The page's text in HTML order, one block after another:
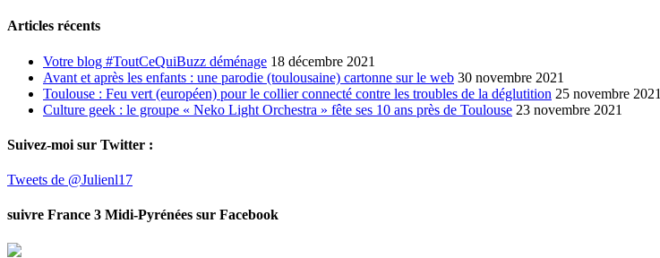
Articles récents
Votre blog #ToutCeQuiBuzz déménage 18 décembre 2021
Avant et après les enfants : une parodie (toulousaine) cartonne sur le web 30 novembre 2021
Toulouse : Feu vert (européen) pour le collier connecté contre les troubles de la déglutition 25 novembre 2021
Culture geek : le groupe « Neko Light Orchestra » fête ses 10 ans près de Toulouse 23 novembre 2021
Suivez-moi sur Twitter :
Tweets de @Julienl17
suivre France 3 Midi-Pyrénées sur Facebook